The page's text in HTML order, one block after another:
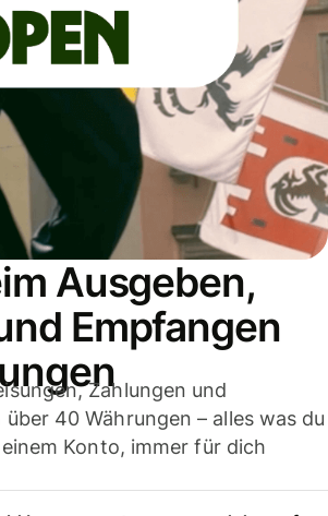
Ausgeben,
Empfangen
Zahlungen und
40 Währungen – alles was du
Konto, immer für dich